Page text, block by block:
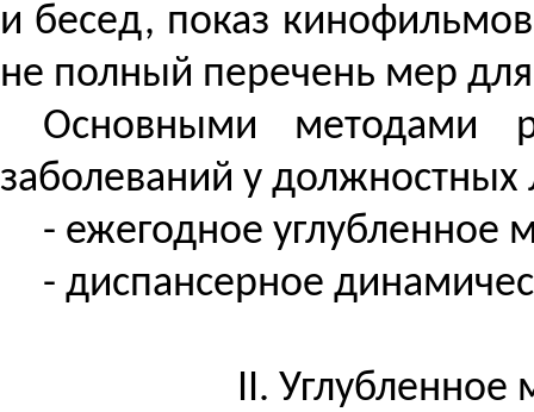
и бесед, показ
не полный перечень мер
Основными методами
заболеваний у
- ежегодное углубленное
- диспансерное
II.